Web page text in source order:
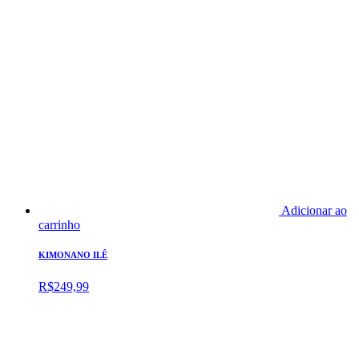
Adicionar ao
carrinho
KIMONANO ILÊ
R$249,99